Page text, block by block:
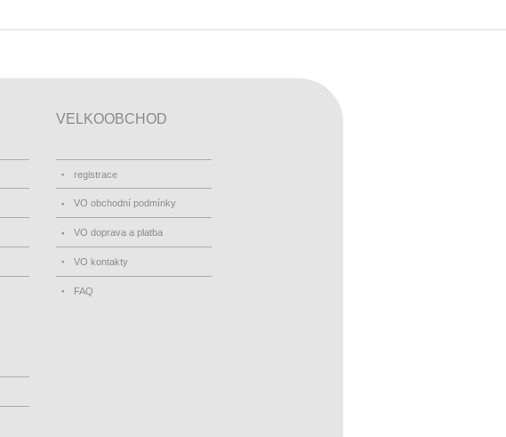
VELKOOBCHOD
registrace
VO obchodní podmínky
VO doprava a platba
VO kontakty
FAQ